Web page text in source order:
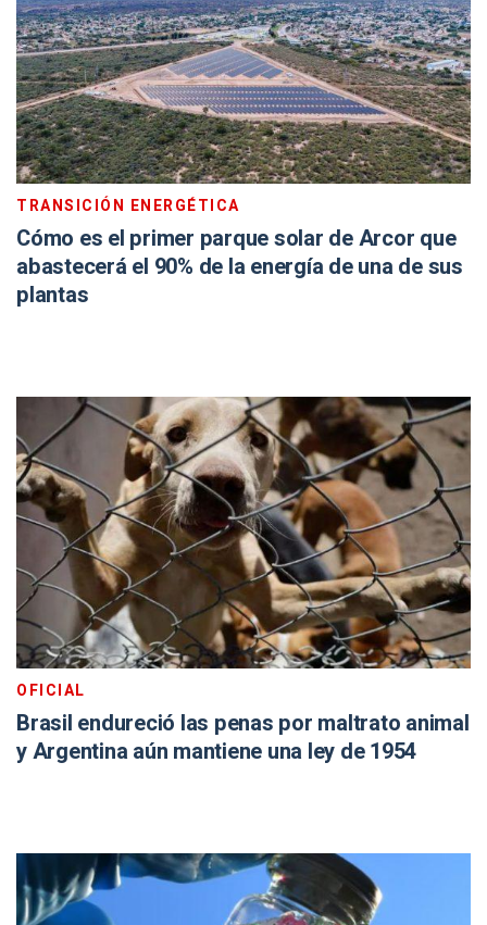
TRANSICIÓN ENERGÉTICA
Cómo es el primer parque solar de Arcor que
abastecerá el 90% de la energía de una de sus
plantas
OFICIAL
Brasil endureció las penas por maltrato animal
y Argentina aún mantiene una ley de 1954